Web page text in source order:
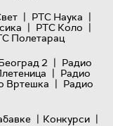
| РТС Наука |
| РТС Коло |
Полетарац
2 | Радио
| Радио
Вртешка | Радио
| Конкурси |